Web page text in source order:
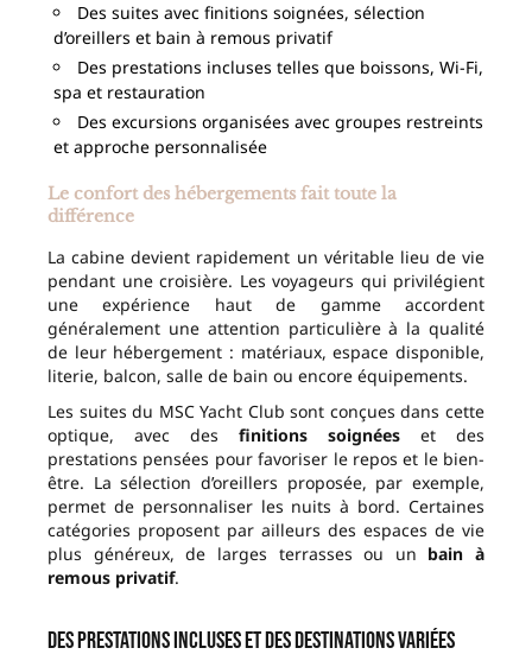
Des suites avec finitions soignées, sélection
d’oreillers et bain à remous privatif
Des prestations incluses telles que boissons, Wi-Fi,
spa et restauration
Des excursions organisées avec groupes restreints
et approche personnalisée
Le confort des hébergements fait toute la
différence
La cabine devient rapidement un véritable lieu de vie
pendant une croisière. Les voyageurs qui privilégient
une expérience haut de gamme accordent
généralement une attention particulière à la qualité
de leur hébergement : matériaux, espace disponible,
literie, balcon, salle de bain ou encore équipements.
Les suites du MSC Yacht Club sont conçues dans cette
optique, avec des finitions soignées et des
prestations pensées pour favoriser le repos et le bien-
être. La sélection d’oreillers proposée, par exemple,
permet de personnaliser les nuits à bord. Certaines
catégories proposent par ailleurs des espaces de vie
plus généreux, de larges terrasses ou un bain à
remous privatif.
Des prestations incluses et des destinations variées